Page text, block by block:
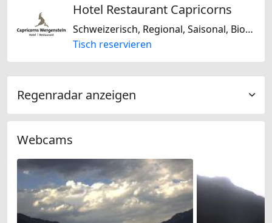
Hotel Restaurant Capricorns
Schweizerisch, Regional, Saisonal, Biogerichte, Glutenfrei, Laktosefrei, Mitteleuropäisch, Europäisch
Tisch reservieren
Regenradar anzeigen
Webcams